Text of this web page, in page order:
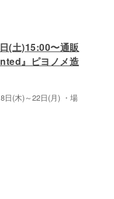
(土)15:00〜通販
』ピヨノメ造
(木)～22日(月) ・場